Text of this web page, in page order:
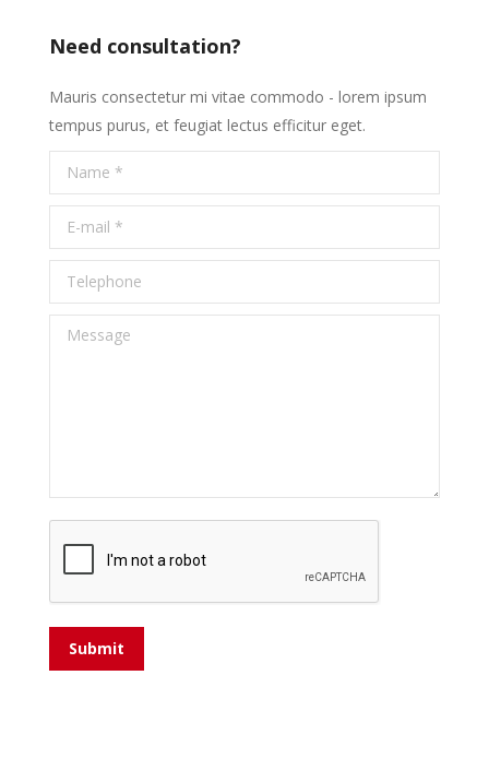
Need consultation?
Mauris consectetur mi vitae commodo - lorem ipsum
tempus purus, et feugiat lectus efficitur eget.
Name *
E-mail *
Telephone
Message
Submit